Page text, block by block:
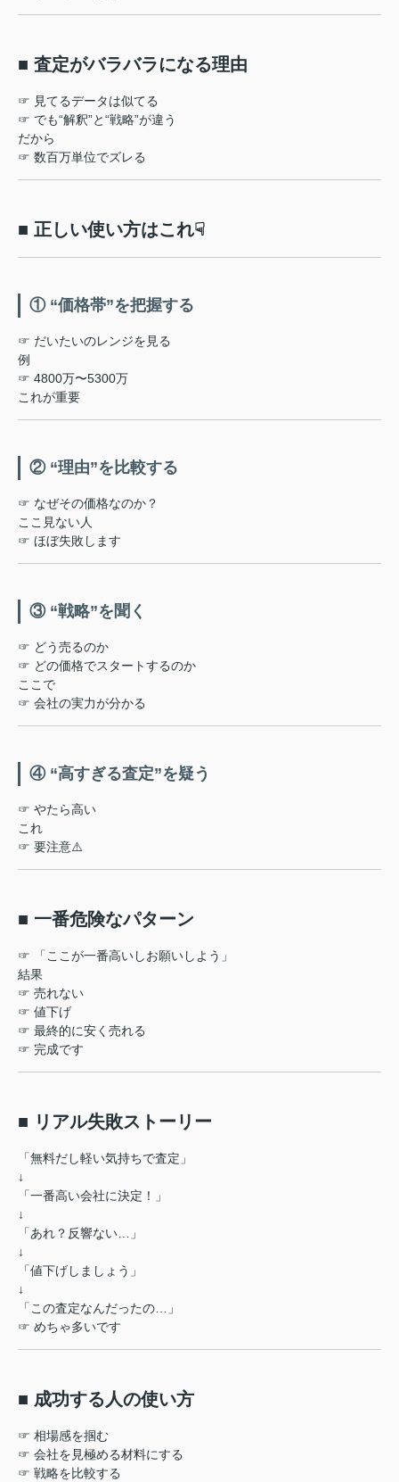
■ 査定がバラバラになる理由
☞ 見てるデータは似てる
☞ でも“解釈”と“戦略”が違う
だから
☞ 数百万単位でズレる
■ 正しい使い方はこれ☟
① “価格帯”を把握する
☞ だいたいのレンジを見る
例
☞ 4800万〜5300万
これが重要
② “理由”を比較する
☞ なぜその価格なのか？
ここ見ない人
☞ ほぼ失敗します
③ “戦略”を聞く
☞ どう売るのか
☞ どの価格でスタートするのか
ここで
☞ 会社の実力が分かる
④ “高すぎる査定”を疑う
☞ やたら高い
これ
☞ 要注意⚠️
■ 一番危険なパターン
☞ 「ここが一番高いしお願いしよう」
結果
☞ 売れない
☞ 値下げ
☞ 最終的に安く売れる
☞ 完成です
■ リアル失敗ストーリー
「無料だし軽い気持ちで査定」
↓
「一番高い会社に決定！」
↓
「あれ？反響ない…」
↓
「値下げしましょう」
↓
「この査定なんだったの…」
☞ めちゃ多いです
■ 成功する人の使い方
☞ 相場感を掴む
☞ 会社を見極める材料にする
☞ 戦略を比較する